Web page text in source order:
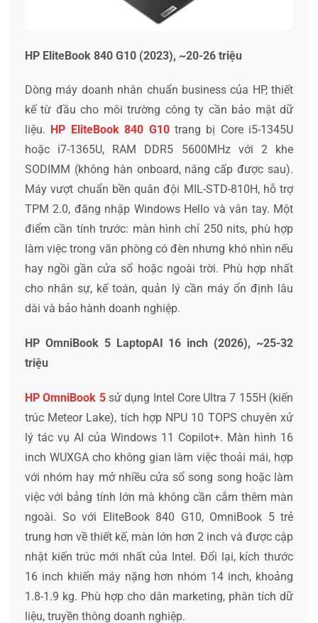
HP EliteBook 840 G10 (2023), ~20-26 triệu
Dòng máy doanh nhân chuẩn business của HP, thiết
kế từ đầu cho môi trường công ty cần bảo mật dữ
liệu. HP EliteBook 840 G10trang bị Core i5-1345U
hoặc i7-1365U, RAM DDR5 5600MHz với 2 khe
SODIMM (không hàn onboard, nâng cấp được sau).
Máy vượt chuẩn bền quân đội MIL-STD-810H, hỗ trợ
TPM 2.0, đăng nhập Windows Hello và vân tay. Một
điểm cần tính trước: màn hình chỉ 250 nits, phù hợp
làm việc trong văn phòng có đèn nhưng khó nhìn nếu
hay ngồi gần cửa sổ hoặc ngoài trời. Phù hợp nhất
cho nhân sự, kế toán, quản lý cần máy ổn định lâu
dài và bảo hành doanh nghiệp.
HP OmniBook 5 LaptopAI 16 inch (2026), ~25-32
triệu
HP OmniBook 5sử dụng Intel Core Ultra 7 155H (kiến
trúc Meteor Lake), tích hợp NPU 10 TOPS chuyên xử
lý tác vụ AI của Windows 11 Copilot+. Màn hình 16
inch WUXGA cho không gian làm việc thoải mái, hợp
với nhóm hay mở nhiều cửa sổ song song hoặc làm
việc với bảng tính lớn mà không cần cắm thêm màn
ngoài. So với EliteBook 840 G10, OmniBook 5 trẻ
trung hơn về thiết kế, màn lớn hơn 2 inch và được cập
nhật kiến trúc mới nhất của Intel. Đổi lại, kích thước
16 inch khiến máy nặng hơn nhóm 14 inch, khoảng
1.8-1.9 kg. Phù hợp cho dân marketing, phân tích dữ
liệu, truyền thông doanh nghiệp.